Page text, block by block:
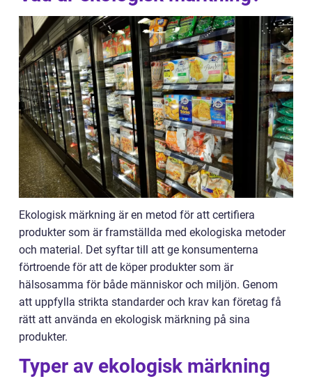
Ekologisk märkning är en metod för att certifiera
produkter som är framställda med ekologiska metoder
och material. Det syftar till att ge konsumenterna
förtroende för att de köper produkter som är
hälsosamma för både människor och miljön. Genom
att uppfylla strikta standarder och krav kan företag få
rätt att använda en ekologisk märkning på sina
produkter.
Typer av ekologisk märkning